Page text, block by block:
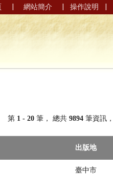
| 網站簡介 | 操作說明 |
第 1 - 20筆， 總共9894 筆資訊，
出版地
臺中市